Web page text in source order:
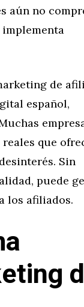
aún no
de
español,
que
Sin
puede
los afiliados.